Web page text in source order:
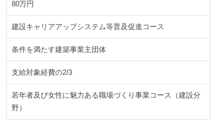
80万円
建設キャリアアップシステム等普及促進コース
条件を満たす建築事業主団体
支給対象経費の2/3
若年者及び女性に魅力ある職場づくり事業コース（建設分
野）